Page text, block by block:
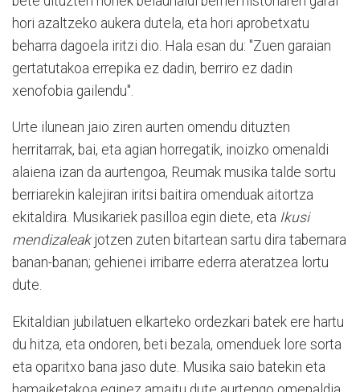
hori azaltzeko aukera dutela, eta hori aprobetxatu
beharra dagoela iritzi dio. Hala esan du: "Zuen garaian
gertatutakoa errepika ez dadin, berriro ez dadin
xenofobia gailendu".
Urte ilunean jaio ziren aurten omendu dituzten
herritarrak, bai, eta agian horregatik, inoizko omenaldi
alaiena izan da aurtengoa, Reumak musika talde sortu
berriarekin kalejiran iritsi baitira omenduak aitortza
ekitaldira. Musikariek pasilloa egin diete, eta Ikusi
mendizaleakjotzen zuten bitartean sartu dira tabernara
banan-banan; gehienei irribarre ederra ateratzea lortu
dute.
Ekitaldian jubilatuen elkarteko ordezkari batek ere hartu
du hitza, eta ondoren, beti bezala, omenduek lore sorta
eta oparitxo bana jaso dute. Musika saio batekin eta